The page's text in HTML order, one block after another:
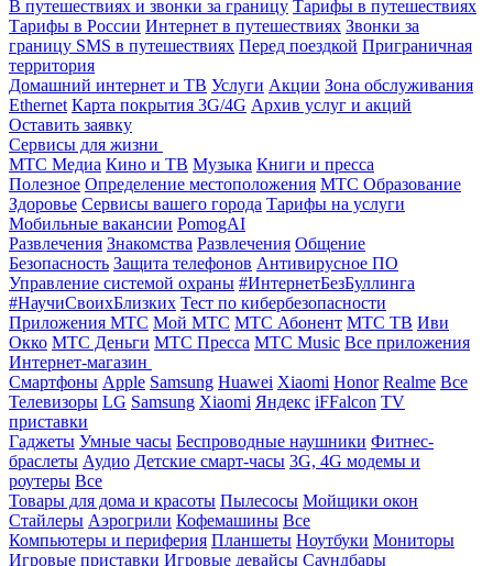
В путешествиях и звонки за границу Тарифы в путешествиях
Тарифы в России Интернет в путешествиях Звонки за
границу SMS в путешествиях Перед поездкой Приграничная
территория
Домашний интернет и ТВ Услуги Акции Зона обслуживания
Ethernet Карта покрытия 3G/4G Архив услуг и акций
Оставить заявку
Сервисы для жизни
МТС Медиа Кино и ТВ Музыка Книги и пресса
Полезное Определение местоположения МТС Образование
Здоровье Сервисы вашего города Тарифы на услуги
Мобильные вакансии PomogAI
Развлечения Знакомства Развлечения Общение
Безопасность Защита телефонов Антивирусное ПО
Управление системой охраны #ИнтернетБезБуллинга
#НаучиСвоихБлизких Тест по кибербезопасности
Приложения МТС Мой МТС МТС Абонент МТС ТВ Иви
Окко МТС Деньги МТС Пресса МТС Music Все приложения
Интернет-магазин
Смартфоны Apple Samsung Huawei Xiaomi Honor Realme Все
Телевизоры LG Samsung Xiaomi Яндекс iFFalcon TV
приставки
Гаджеты Умные часы Беспроводные наушники Фитнес-
браслеты Аудио Детские смарт-часы 3G, 4G модемы и
роутеры Все
Товары для дома и красоты Пылесосы Мойщики окон
Стайлеры Аэрогрили Кофемашины Все
Компьютеры и периферия Планшеты Ноутбуки Мониторы
Игровые приставки Игровые девайсы Саундбары